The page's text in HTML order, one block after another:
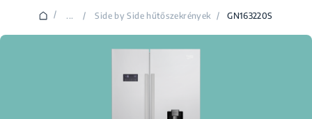
/ ... / Side by Side hűtőszekrények / GN163220S